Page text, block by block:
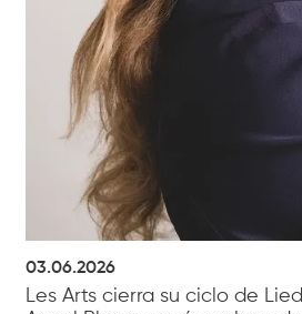
03.06.2026
Les Arts cierra su ciclo de